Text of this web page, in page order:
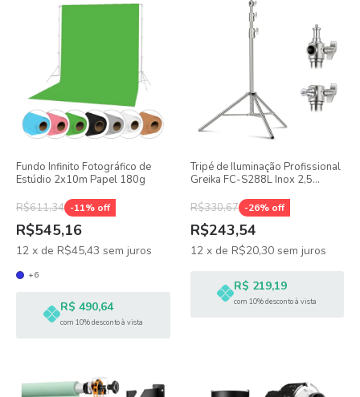
Fundo Infinito Fotográfico de
Estúdio 2x10m Papel 180g
R$611,34 -11% off
R$545,16
12 x de R$45,43 sem juros
+6
R$ 490,64
com 10% desconto à vista
Tripé de Iluminação Profissional
Greika FC-S288L Inox 2,5
R$330,67 -26% off
R$243,54
12 x de R$20,30 sem juros
R$ 219,19
com 10% desconto à vista